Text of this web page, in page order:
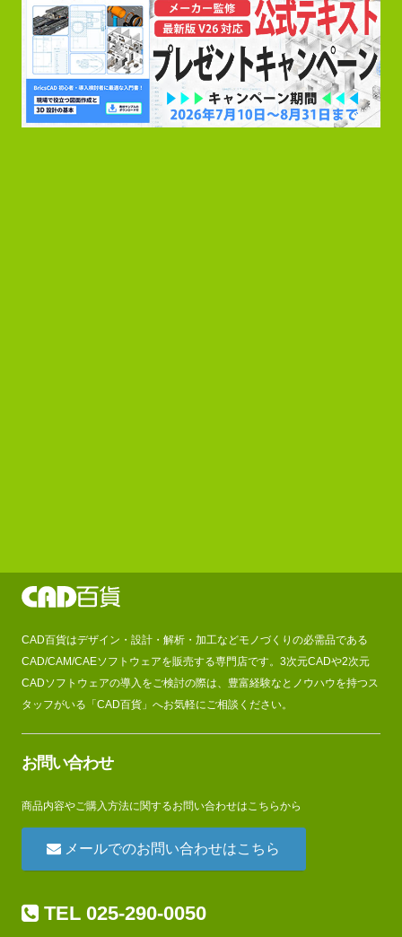
CAD百貨はデザイン・設計・解析・加工などモノづくりの必需品である
CAD/CAM/CAEソフトウェアを販売する専門店です。3次元CADや2次元
CADソフトウェアの導入をご検討の際は、豊富経験なとノウハウを持つス
タッフがいる「CAD百貨」へお気軽にご相談ください。
お問い合わせ
商品内容やご購入方法に関するお問い合わせはこちらから
メールでのお問い合わせはこちら
TEL 025-290-0050